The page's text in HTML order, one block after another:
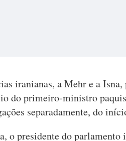
iranianas, a Mehr e a
do primeiro-ministro
separadamente, do
o presidente do